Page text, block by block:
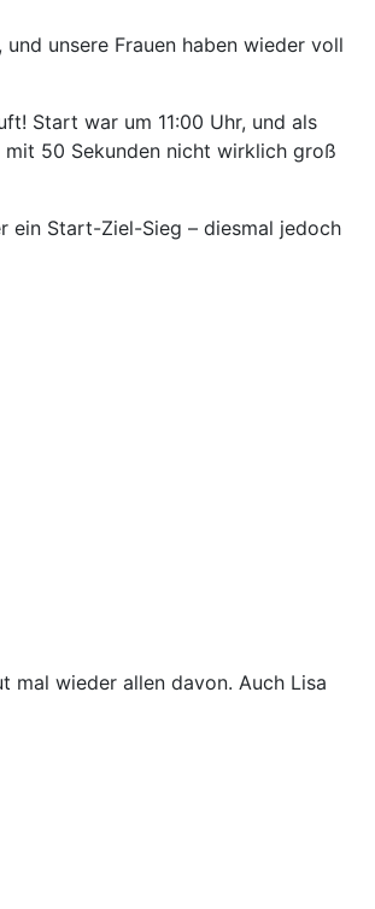
unsere Frauen haben wieder voll
Start war um 11:00 Uhr, und als
50 Sekunden nicht wirklich groß
ein Start-Ziel-Sieg – diesmal jedoch
mal wieder allen davon. Auch Lisa